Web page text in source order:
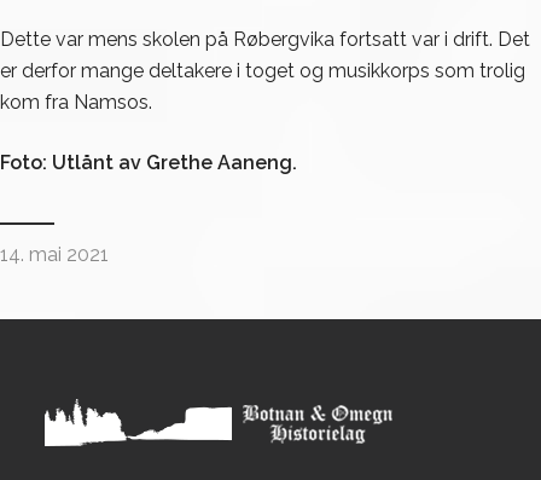
Dette var mens skolen på Røbergvika fortsatt var i drift. Det
er derfor mange deltakere i toget og musikkorps som trolig
kom fra Namsos.
Foto: Utlånt av Grethe Aaneng.
14. mai 2021